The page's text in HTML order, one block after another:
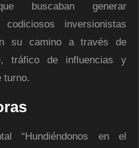
buscaban generar
inversionistas
su camino a través de
tráfico de influencias y
turno.
“Hundiéndonos en el